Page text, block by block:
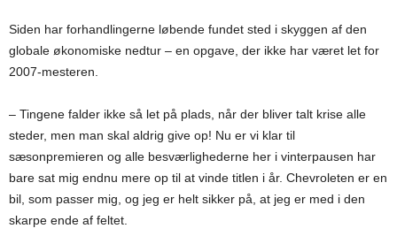
Siden har forhandlingerne løbende fundet sted i skyggen af den
globale økonomiske nedtur – en opgave, der ikke har været let for
2007-mesteren.
– Tingene falder ikke så let på plads, når der bliver talt krise alle
steder, men man skal aldrig give op! Nu er vi klar til
sæsonpremieren og alle besværlighederne her i vinterpausen har
bare sat mig endnu mere op til at vinde titlen i år. Chevroleten er en
bil, som passer mig, og jeg er helt sikker på, at jeg er med i den
skarpe ende af feltet.